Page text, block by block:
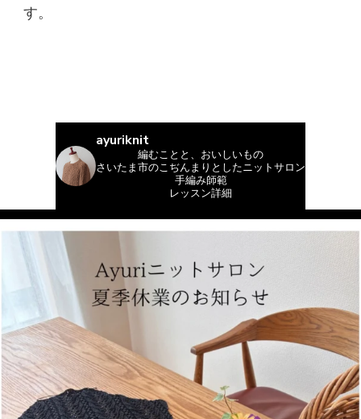
す。
ayuriknit
編むことと、おいしいもの
さいたま市のこぢんまりとしたニットサロン
手編み師範
レッスン詳細